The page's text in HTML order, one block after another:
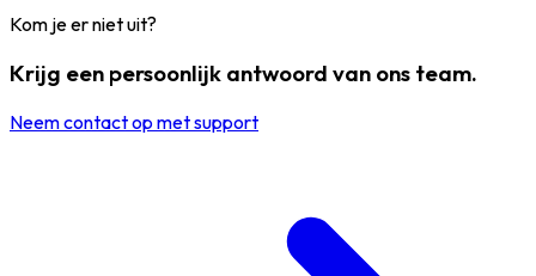
Kom je er niet uit?
Krijg een persoonlijk antwoord van ons team.
Neem contact op met support